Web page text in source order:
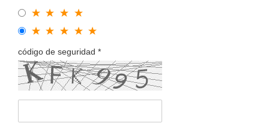
código de seguridad